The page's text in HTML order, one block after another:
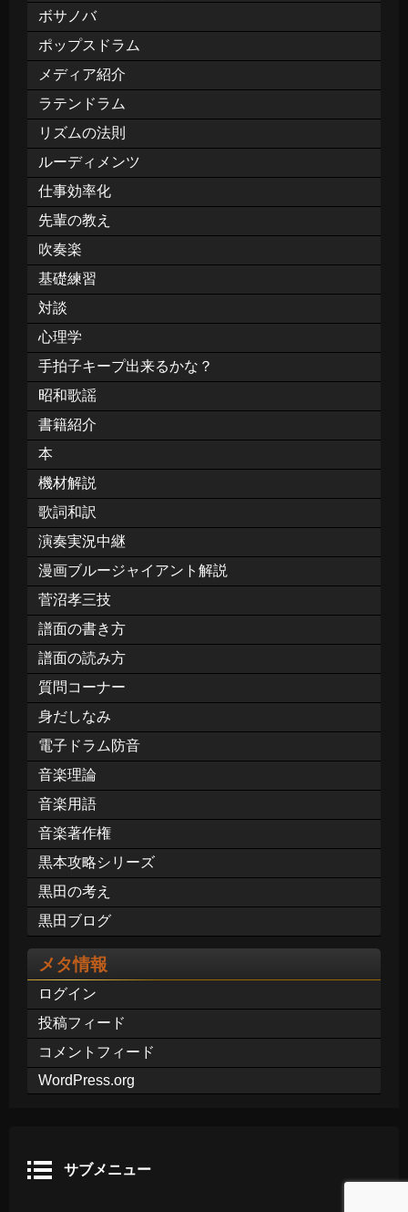
ボサノバ
ポップスドラム
メディア紹介
ラテンドラム
リズムの法則
ルーディメンツ
仕事効率化
先輩の教え
吹奏楽
基礎練習
対談
心理学
手拍子キープ出来るかな？
昭和歌謡
書籍紹介
本
機材解説
歌詞和訳
演奏実況中継
漫画ブルージャイアント解説
菅沼孝三技
譜面の書き方
譜面の読み方
質問コーナー
身だしなみ
電子ドラム防音
音楽理論
音楽用語
音楽著作権
黒本攻略シリーズ
黒田の考え
黒田ブログ
メタ情報
ログイン
投稿フィード
コメントフィード
WordPress.org
サブメニュー